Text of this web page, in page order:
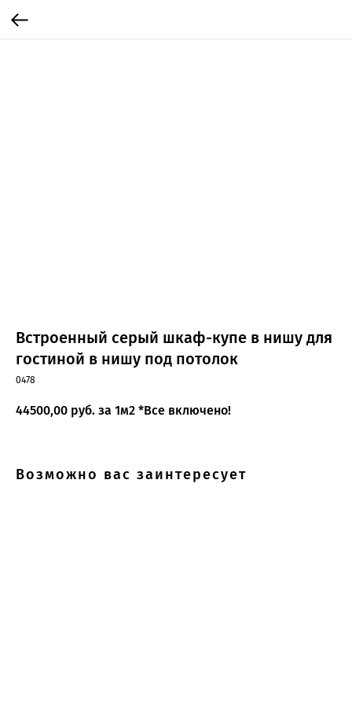
Встроенный серый шкаф-купе в нишу для
гостиной в нишу под потолок
0478
44500,00 руб. за 1м2 *Все включено!
Возможно вас заинтересует